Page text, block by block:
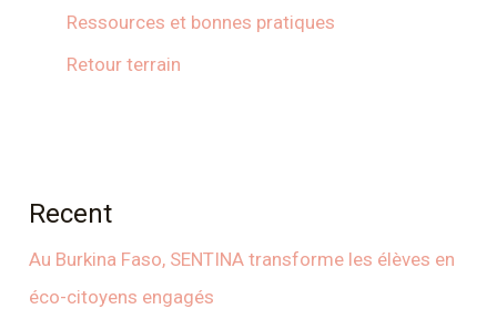
Ressources et bonnes pratiques
Retour terrain
Recent
Au Burkina Faso, SENTINA transforme les élèves en
éco-citoyens engagés